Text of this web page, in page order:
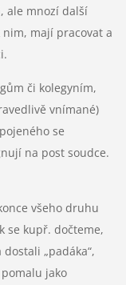
ale mnozí další
mají pracovat a
či kolegyním,
vnímané)
se
na post soudce.
všeho druhu
se kupř. dočteme,
„padáka“,
jako